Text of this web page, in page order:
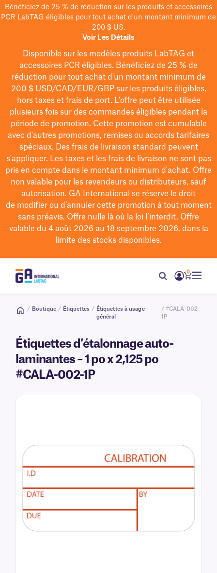
Bénéficiez de 25 % de réduction sur les produits et accessoires
PCR LabTAG éligibles pour tout achat d'un montant minimum de
200 $ US.
Voir Les Détails
Disponible sur les modèles produits LabTAG et
accessoires PCR éligibles. Bénéficiez de 25 % de
réduction pour tout achat d'un montant minimum de
200 $USD/CAD/EUR/GBPsur les produits éligibles,
hors taxes et frais de port. L'offre peut être utilisée
plusieurs fois sur des commandes éligibles pendant la
période de promotion. Cette promotion est cumulable
avec d'autres promotions, remises ou accords tarifaires
spéciaux. Des frais de livraison standard peuvent
s'appliquer. Les taxes et les frais de livraison ne sont pas
pris en compte dans le montant minimum d'achat. Offre
non valable pour les revendeurs ou distributeurs, sauf
autorisation. GA International se réserve le droit
de modifierou d’annuler cette promotion à tout moment
sans préavis. Offre nulle là où la loi l’interdit. Offre
valable du 4 août 2026 au 18 septembre 2026, dans la
limite des stocks disponibles.
0
/ Boutique / Étiquettes / Étiquettes à usage
général
/ #CALA-002-
1P
Étiquettes d'étalonnage auto-
laminantes – 1 po x 2,125 po
#CALA-002-1P